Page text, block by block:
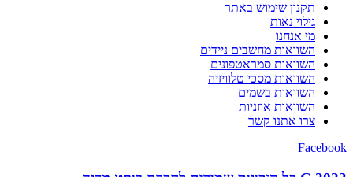
תקנון שימוש באתר
גילוי נאות
מי אנחנו
השוואות מחשבים ניידים
השוואות סמראטפונים
השוואות מסכי טלוויזיה
השוואות בשמים
השוואות אוזניות
צרו אתנו קשר
Facebook